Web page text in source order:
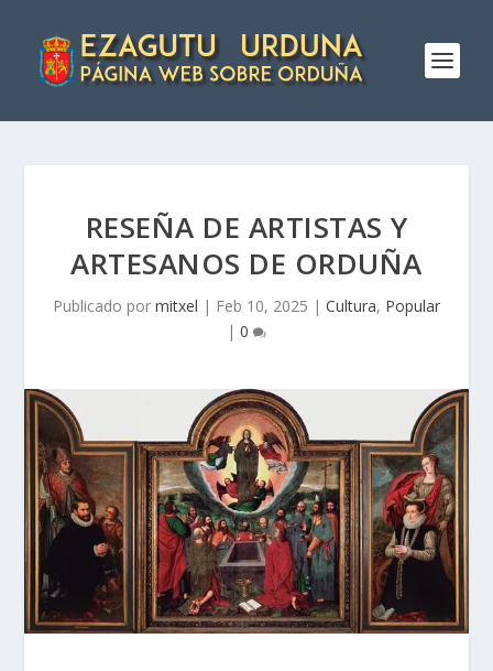
RESEÑA DE ARTISTAS Y
ARTESANOS DE ORDUÑA
Publicado por mitxel | Feb 10, 2025 | Cultura, Popular
| 0